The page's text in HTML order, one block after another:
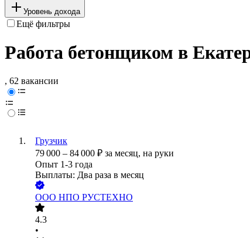
Уровень дохода
Ещё фильтры
Работа бетонщиком в
, 62 вакансии
Грузчик
79 000 – 84 000 ₽ за месяц, на руки
Опыт 1-3 года
Выплаты: Два раза в месяц
ООО НПО РУСТЕХНО
4.3
•